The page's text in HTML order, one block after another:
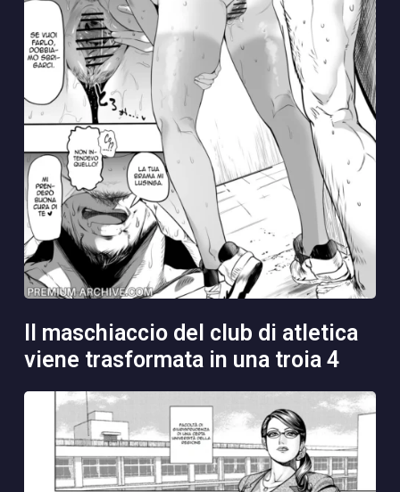
viene trasformata in una troia 4